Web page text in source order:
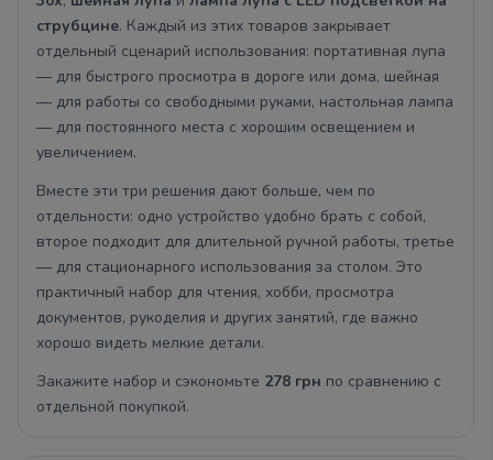
струбцине. Каждый из этих товаров закрывает
отдельный сценарий использования: портативная лупа
— для быстрого просмотра в дороге или дома, шейная
— для работы со свободными руками, настольная лампа
— для постоянного места с хорошим освещением и
увеличением.
Вместе эти три решения дают больше, чем по
отдельности: одно устройство удобно брать с собой,
второе подходит для длительной ручной работы, третье
— для стационарного использования за столом. Это
практичный набор для чтения, хобби, просмотра
документов, рукоделия и других занятий, где важно
хорошо видеть мелкие детали.
Закажите набор и сэкономьте 278 грн по сравнению с
отдельной покупкой.